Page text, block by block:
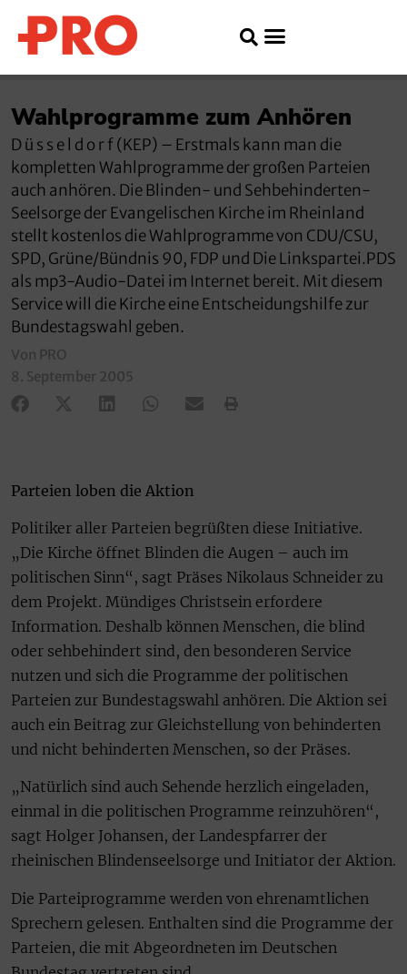
Wahlprogramme zum Anhören
D ü s s e l d o r f (KEP) – Erstmals kann man die
kompletten Wahlprogramme der großen Parteien
auch anhören. Die Blinden- und Sehbehinderten-
Seelsorge der Evangelischen Kirche im Rheinland
stellt kostenlos die Wahlprogramme von CDU/CSU,
SPD, Grüne/Bündnis 90, FDP und Die Linkspartei.PDS
als mp3-Audio-Datei im Internet bereit. Mit diesem
Service will die Kirche eine Entscheidungshilfe zur
Bundestagswahl geben.
Von PRO
8. September 2005
Parteien loben die Aktion
Politiker aller Parteien begrüßten diese Initiative.
„Die Kirche öffnet Blinden die Augen – auch im
politischen Sinn“, sagt Präses Nikolaus Schneider zu
dem Projekt. Mündiges Christsein erfordere
Information. Deshalb können Menschen, die blind
oder sehbehindert sind, den besonderen Service
nutzen und sich die Programme der politischen
Parteien zur Bundestagswahl anhören. Die Aktion sei
auch ein Beitrag zur Gleichstellung von behinderten
und nicht behinderten Menschen, so der Präses.
„Natürlich sind auch Sehende herzlich eingeladen,
einmal in die politischen Programme reinzuhören“,
sagt Holger Johansen, der Landespfarrer der
rheinischen Blindenseelsorge und Initiator der Aktion.
Die Parteiprogramme werden von ehrenamtlichen
Sprechern gelesen. Enthalten sind die Programme der
Parteien, die mit Abgeordneten im Deutschen